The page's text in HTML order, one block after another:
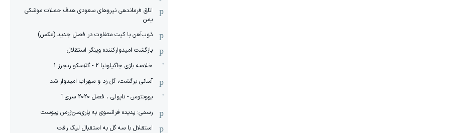
اتاق فرماندهی نیروهای سعودی هدف حملات موشکی
یمن
ذوب‌آهن با کیت متفاوت در فصل جدید (عکس)
بازگشت امیدوارکننده وینگر استقلال
خلاصه بازی جاگیلونیا 2 - گلاسکو رنجرز 1
آسانی برگشت، گل زد و سهراب امیدوار شد
یوونتوس - ناپولی ، فصل 2020 سری آ
رسمی: پدیده فرانسوی به پاری‌سن‌ژرمن پیوست
استقلال با سه گل به استقبال لیگ رفت